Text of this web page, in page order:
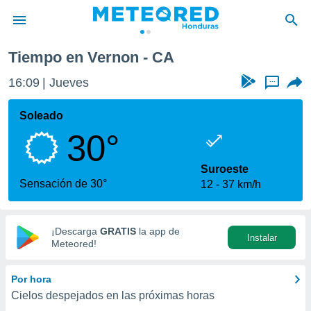
de
ha sido
calidad.
a este
las
y
digital
basada
Tiempo en Vernon - CA
16:09 Jueves ...
Soleado
30°
Sensación de 30°
Suroeste
12
37 km/h
¡Descarga GRATIS la app de
Meteored!
Instalar
Por hora
Cielos despejados en las próximas horas